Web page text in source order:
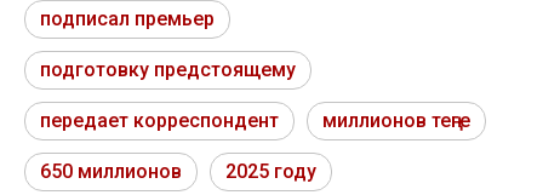
подписал премьер
подготовку предстоящему
передает корреспондент миллионов теңге
650 миллионов 2025 году